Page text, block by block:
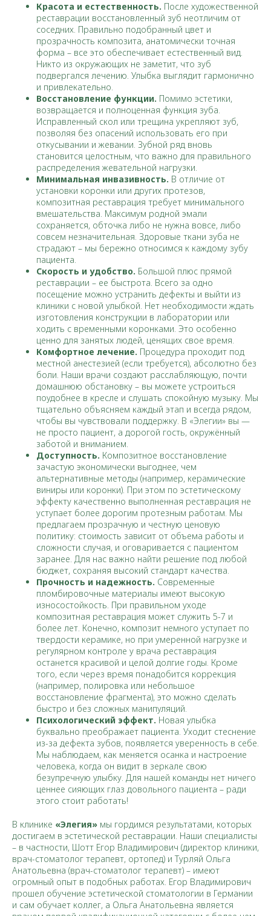
Красота и естественность. После художественной
реставрации восстановленный зуб неотличим от
соседних. Правильно подобранный цвет и
прозрачность композита, анатомически точная
форма – все это обеспечивает естественный вид.
Никто из окружающих не заметит, что зуб
подвергался лечению. Улыбка выглядит гармонично
и привлекательно.
Восстановление функции. Помимо эстетики,
возвращается и полноценная функция зуба.
Исправленный скол или трещина укрепляют зуб,
позволяя без опасений использовать его при
откусывании и жевании. Зубной ряд вновь
становится целостным, что важно для правильного
распределения жевательной нагрузки.
Минимальная инвазивность. В отличие от
установки коронки или других протезов,
композитная реставрация требует минимального
вмешательства. Максимум родной эмали
сохраняется, обточка либо не нужна вовсе, либо
совсем незначительная. Здоровые ткани зуба не
страдают – мы бережно относимся к каждому зубу
пациента.
Скорость и удобство. Большой плюс прямой
реставрации – ее быстрота. Всего за одно
посещение можно устранить дефекты и выйти из
клиники с новой улыбкой. Нет необходимости ждать
изготовления конструкции в лаборатории или
ходить с временными коронками. Это особенно
ценно для занятых людей, ценящих свое время.
Комфортное лечение. Процедура проходит под
местной анестезией (если требуется), абсолютно без
боли. Наши врачи создают расслабляющую, почти
домашнюю обстановку – вы можете устроиться
поудобнее в кресле и слушать спокойную музыку. Мы
тщательно объясняем каждый этап и всегда рядом,
чтобы вы чувствовали поддержку. В «Элегии» вы —
не просто пациент, а дорогой гость, окружённый
заботой и вниманием.
Доступность. Композитное восстановление
зачастую экономически выгоднее, чем
альтернативные методы (например, керамические
виниры или коронки). При этом по эстетическому
эффекту качественно выполненная реставрация не
уступает более дорогим протезным работам. Мы
предлагаем прозрачную и честную ценовую
политику: стоимость зависит от объема работы и
сложности случая, и оговаривается с пациентом
заранее. Для нас важно найти решение под любой
бюджет, сохраняя высокий стандарт качества.
Прочность и надежность. Современные
пломбировочные материалы имеют высокую
износостойкость. При правильном уходе
композитная реставрация может служить 5-7 и
более лет. Конечно, композит немного уступает по
твердости керамике, но при умеренной нагрузке и
регулярном контроле у врача реставрация
останется красивой и целой долгие годы. Кроме
того, если через время понадобится коррекция
(например, полировка или небольшое
восстановление фрагмента), это можно сделать
быстро и без сложных манипуляций.
Психологический эффект. Новая улыбка
буквально преображает пациента. Уходит стеснение
из-за дефекта зубов, появляется уверенность в себе.
Мы наблюдаем, как меняется осанка и настроение
человека, когда он видит в зеркале свою
безупречную улыбку. Для нашей команды нет ничего
ценнее сияющих глаз довольного пациента – ради
этого стоит работать!
В клинике «Элегия» мы гордимся результатами, которых
достигаем в эстетической реставрации. Наши специалисты
– в частности, Шотт Егор Владимирович (директор клиники,
врач-стоматолог терапевт, ортопед) и Турляй Ольга
Анатольевна (врач-стоматолог терапевт) – имеют
огромный опыт в подобных работах. Егор Владимирович
прошел обучение эстетической стоматологии в Германии
и сам обучает коллег, а Ольга Анатольевна является